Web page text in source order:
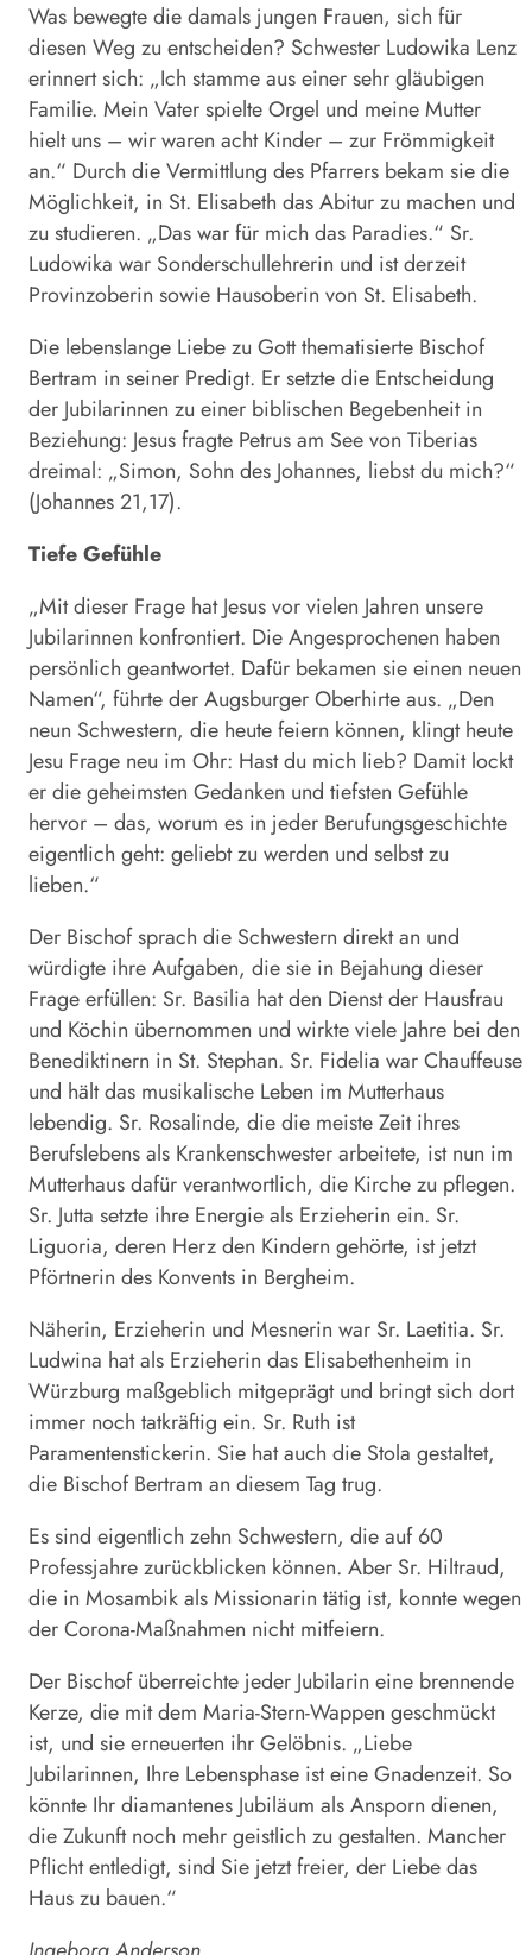
Was bewegte die damals jungen Frauen, sich für
diesen Weg zu entscheiden? Schwester Ludowika Lenz
erinnert sich: „Ich stamme aus einer sehr gläubigen
Familie. Mein Vater spielte Orgel und meine Mutter
hielt uns – wir waren acht Kinder – zur Frömmigkeit
an.“ Durch die Vermittlung des Pfarrers bekam sie die
Möglichkeit, in St. Elisabeth das Abitur zu machen und
zu studieren. „Das war für mich das Paradies.“ Sr.
Ludowika war Sonderschullehrerin und ist derzeit
Provinzoberin sowie Hausoberin von St. Elisabeth.
Die lebenslange Liebe zu Gott thematisierte Bischof
Bertram in seiner Predigt. Er setzte die Entscheidung
der Jubilarinnen zu einer biblischen Begebenheit in
Beziehung: Jesus fragte Petrus am See von Tiberias
dreimal: „Simon, Sohn des Johannes, liebst du mich?“
(Johannes 21,17).
Tiefe Gefühle
„Mit dieser Frage hat Jesus vor vielen Jahren unsere
Jubilarinnen konfrontiert. Die Angesprochenen haben
persönlich geantwortet. Dafür bekamen sie einen neuen
Namen“, führte der Augsburger Oberhirte aus. „Den
neun Schwestern, die heute feiern können, klingt heute
Jesu Frage neu im Ohr: Hast du mich lieb? Damit lockt
er die geheimsten Gedanken und tiefsten Gefühle
hervor – das, worum es in jeder Berufungsgeschichte
eigentlich geht: geliebt zu werden und selbst zu
lieben.“
Der Bischof sprach die Schwestern direkt an und
würdigte ihre Aufgaben, die sie in Bejahung dieser
Frage erfüllen: Sr. Basilia hat den Dienst der Hausfrau
und Köchin übernommen und wirkte viele Jahre bei den
Benediktinern in St. Stephan. Sr. Fidelia war Chauffeuse
und hält das musikalische Leben im Mutterhaus
lebendig. Sr. Rosalinde, die die meiste Zeit ihres
Berufslebens als Krankenschwester arbeitete, ist nun im
Mutterhaus dafür verantwortlich, die Kirche zu pflegen.
Sr. Jutta setzte ihre Energie als Erzieherin ein. Sr.
Liguoria, deren Herz den Kindern gehörte, ist jetzt
Pförtnerin des Konvents in Bergheim.
Näherin, Erzieherin und Mesnerin war Sr. Laetitia. Sr.
Ludwina hat als Erzieherin das Elisabethenheim in
Würzburg maßgeblich mitgeprägt und bringt sich dort
immer noch tatkräftig ein. Sr. Ruth ist
Paramentenstickerin. Sie hat auch die Stola gestaltet,
die Bischof Bertram an diesem Tag trug.
Es sind eigentlich zehn Schwestern, die auf 60
Professjahre zurückblicken können. Aber Sr. Hiltraud,
die in Mosambik als Missionarin tätig ist, konnte wegen
der Corona-Maßnahmen nicht mitfeiern.
Der Bischof überreichte jeder Jubilarin eine brennende
Kerze, die mit dem Maria-Stern-Wappen geschmückt
ist, und sie erneuerten ihr Gelöbnis. „Liebe
Jubilarinnen, Ihre Lebensphase ist eine Gnadenzeit. So
könnte Ihr diamantenes Jubiläum als Ansporn dienen,
die Zukunft noch mehr geistlich zu gestalten. Mancher
Pflicht entledigt, sind Sie jetzt freier, der Liebe das
Haus zu bauen.“